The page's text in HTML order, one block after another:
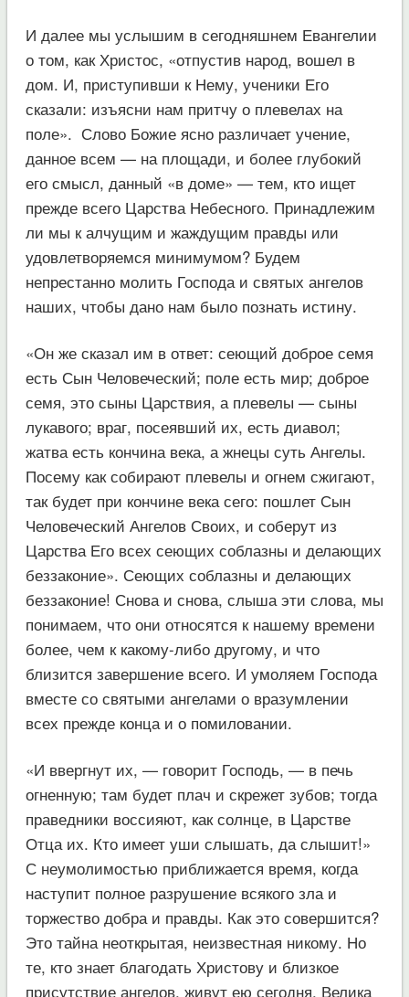
И далее мы услышим в сегодняшнем Евангелии
о том, как Христос, «отпустив народ, вошел в
дом. И, приступивши к Нему, ученики Его
сказали: изъясни нам притчу о плевелах на
поле». Слово Божие ясно различает учение,
данное всем — на площади, и более глубокий
его смысл, данный «в доме» — тем, кто ищет
прежде всего Царства Небесного. Принадлежим
ли мы к алчущим и жаждущим правды или
удовлетворяемся минимумом? Будем
непрестанно молить Господа и святых ангелов
наших, чтобы дано нам было познать истину.
«Он же сказал им в ответ: сеющий доброе семя
есть Сын Человеческий; поле есть мир; доброе
семя, это сыны Царствия, а плевелы — сыны
лукавого; враг, посеявший их, есть диавол;
жатва есть кончина века, а жнецы суть Ангелы.
Посему как собирают плевелы и огнем сжигают,
так будет при кончине века сего: пошлет Сын
Человеческий Ангелов Своих, и соберут из
Царства Его всех сеющих соблазны и делающих
беззаконие». Сеющих соблазны и делающих
беззаконие! Снова и снова, слыша эти слова, мы
понимаем, что они относятся к нашему времени
более, чем к какому-либо другому, и что
близится завершение всего. И умоляем Господа
вместе со святыми ангелами о вразумлении
всех прежде конца и о помиловании.
«И ввергнут их, — говорит Господь, — в печь
огненную; там будет плач и скрежет зубов; тогда
праведники воссияют, как солнце, в Царстве
Отца их. Кто имеет уши слышать, да слышит!»
С неумолимостью приближается время, когда
наступит полное разрушение всякого зла и
торжество добра и правды. Как это совершится?
Это тайна неоткрытая, неизвестная никому. Но
те, кто знает благодать Христову и близкое
присутствие ангелов, живут ею сегодня. Велика